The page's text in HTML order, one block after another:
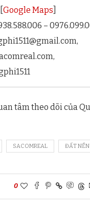
Google Maps
–
,
,
tâm theo dõi của
SACOMREAL ĐẤT NỀN
0